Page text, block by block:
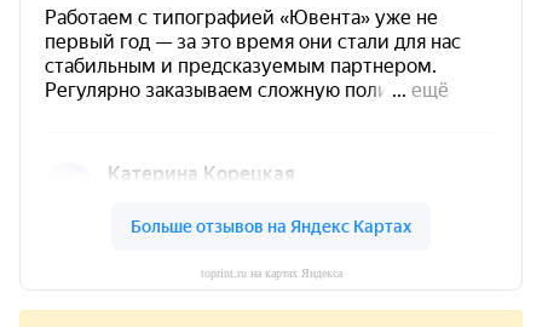
toprint.ru на картах Яндекса